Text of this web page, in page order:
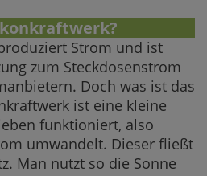
Strom und ist
zum Steckdosenstrom
Doch was ist das
ist eine kleine
funktioniert, also
umwandelt. Dieser fließt
Man nutzt so die Sonne